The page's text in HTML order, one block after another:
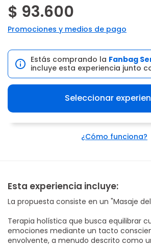
$ 93.600
Promociones y medios de pago
Estás comprando la Fanbag
incluye esta experiencia junto
Seleccionar
¿Cómo funciona?
Esta experiencia incluye:
La propuesta consiste en un "Masaje
Terapia holística que busca equilibrar
emociones mediante un tacto
envolvente, a menudo descrito como